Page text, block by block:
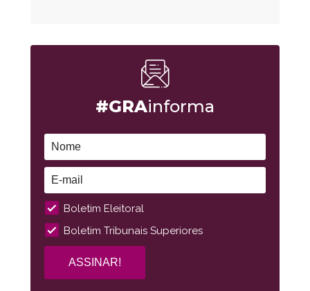
#GRAinforma
Boletim Eleitoral
Boletim Tribunais Superiores